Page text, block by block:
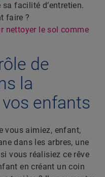
facilité d’entretien.
faire ?
nettoyer le sol comme
de
la
enfants
vous aimiez, enfant,
dans les arbres, une
vous réalisiez ce rêve
en créant un coin